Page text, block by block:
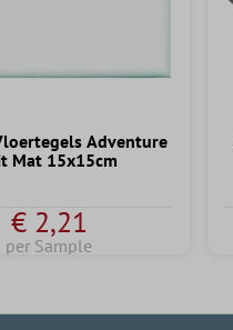
Adventure
Mat 15x15cm
€ 2,21
per Sample